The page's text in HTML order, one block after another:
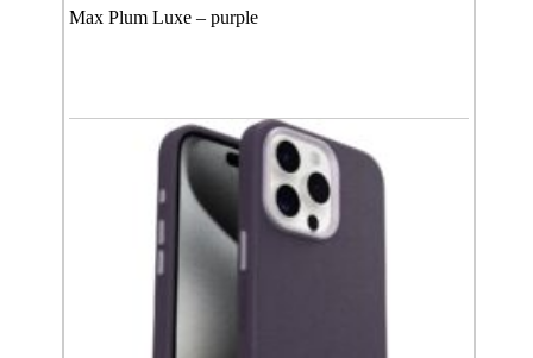
Max Plum Luxe – purple